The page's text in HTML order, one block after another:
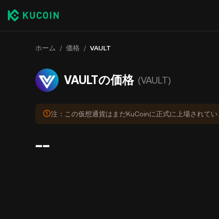
ホーム / 価格 / VAULT
VAULTの価格 (VAULT)
注：この仮想通貨はまだKuCoinに正式に上場されてい
--